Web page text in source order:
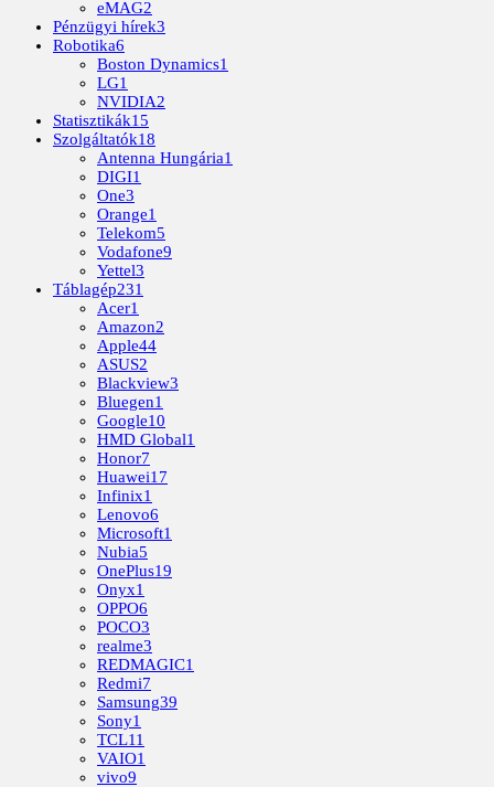
eMAG2
Pénzügyi hírek3
Robotika6
Boston Dynamics1
LG1
NVIDIA2
Statisztikák15
Szolgáltatók18
Antenna Hungária1
DIGI1
One3
Orange1
Telekom5
Vodafone9
Yettel3
Táblagép231
Acer1
Amazon2
Apple44
ASUS2
Blackview3
Bluegen1
Google10
HMD Global1
Honor7
Huawei17
Infinix1
Lenovo6
Microsoft1
Nubia5
OnePlus19
Onyx1
OPPO6
POCO3
realme3
REDMAGIC1
Redmi7
Samsung39
Sony1
TCL11
VAIO1
vivo9